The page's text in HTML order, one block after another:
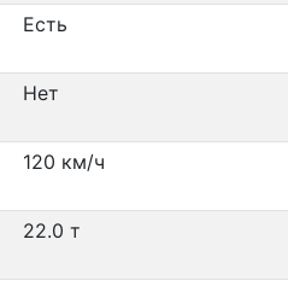
Есть
Нет
120 км/ч
22.0 т